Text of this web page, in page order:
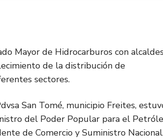
Mayor de Hidrocarburos con
de la distribución de
sectores.
San Tomé, municipio Freites,
del Poder Popular para el
de Comercio y Suministro